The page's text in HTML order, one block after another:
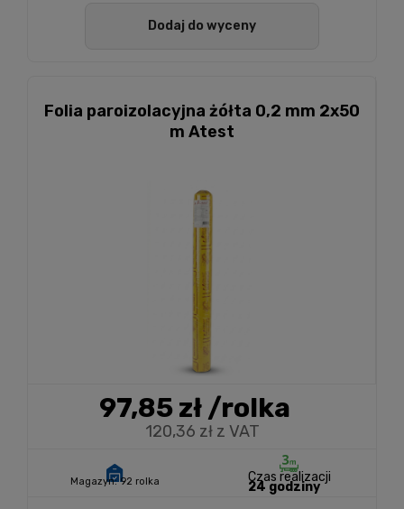
Dodaj do wyceny
Folia paroizolacyjna żółta 0,2 mm 2x50
m Atest
97,85 zł/rolka
120,36 zł z VAT
Magazyn: 92 rolka Czas realizacji
24 godziny